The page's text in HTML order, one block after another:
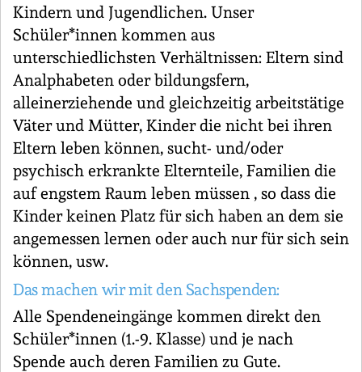
Kindern und Jugendlichen. Unser
Schüler*innen kommen aus
unterschiedlichsten Verhältnissen: Eltern sind
Analphabeten oder bildungsfern,
alleinerziehende und gleichzeitig arbeitstätige
Väter und Mütter, Kinder die nicht bei ihren
Eltern leben können, sucht- und/oder
psychisch erkrankte Elternteile, Familien die
auf engstem Raum leben müssen , so dass die
Kinder keinen Platz für sich haben an dem sie
angemessen lernen oder auch nur für sich sein
können, usw.
Das machen wir mit den Sachspenden:
Alle Spendeneingänge kommen direkt den
Schüler*innen (1.-9. Klasse) und je nach
Spende auch deren Familien zu Gute.